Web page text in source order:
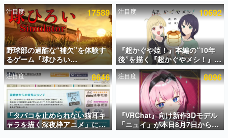
電ファミのいま読まれている記事ランキング
アプリセール情報
インタビュー
連載・特集一覧
殿堂入り記事
SNS拡散数が数千以上！ ページビュー数万以上！ などな
ど。多くの人々に読まれた、電ファミ渾身の“殿堂入り”記
事をまとめました。
注目度 17589
野球部の過酷な“補欠”を体験す
るゲーム『球ひろい
Simulator』が「1件」のウィッ
シュリストをもとにチェコ語に
対応しSNSで話題に。『キング
ダム・カム』開発元やチェコの
プロ野球選手から称賛の声
注目度 10692
『超かぐや姫！』本編の“10年
後”を描く『超かぐやメシ！』
Web連載決定。新たなWebマン
ガレーベル「ビビビコミック」
にて特別話が掲載スタート、あ
のお話には…まだ続きがある！
注目度 8646
「タバコを止められない猫耳キ
ャラを描く深夜枠アニメ」に視
聴者の一部から批判意見。違法
注目度 8096
『VRChat』向け新作3Dモデル
「ニュイ」が本日8月7日から
BOOTHにて発売。瞳に光る星